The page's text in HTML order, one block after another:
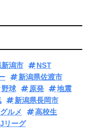
潟市
NST
新潟県佐渡市
野球 原発
地震
新潟県長岡市
グルメ
高校生
Jリーグ